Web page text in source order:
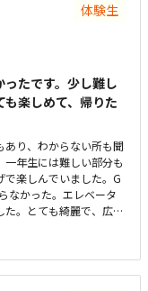
とができているようで
いです。他の教室も同
ニアの方が開かれてい
たかと思います。先生
ラムの先に受講経験を
なく物事の考え方や意
感じます。子どもも、
れる所が好きだと申し
今後レッスンの枠が広が
安が残ります。特にご
体験生
たです。少し難し
楽しめて、帰りた
あり、わからない所も聞
年生には難しい部分も
楽しんでいました。G
なかった。エレベータ
。とても綺麗で、広々
綺麗でした。プログラ
い。他の習い事もして
いう印象が少なかっ